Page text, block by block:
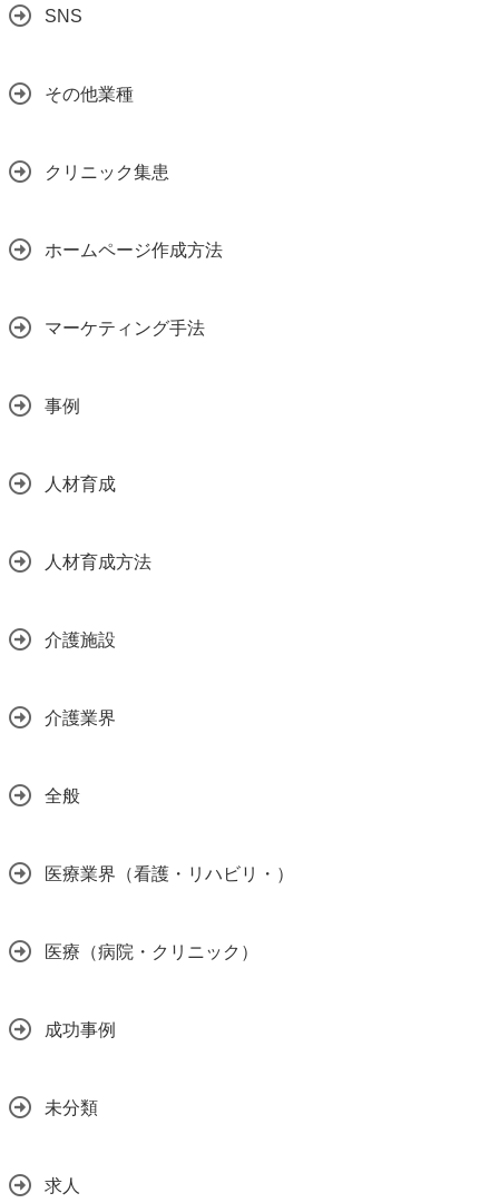
SNS
その他業種
クリニック集患
ホームページ作成方法
マーケティング手法
事例
人材育成
人材育成方法
介護施設
介護業界
全般
医療業界（看護・リハビリ・）
医療（病院・クリニック）
成功事例
未分類
求人